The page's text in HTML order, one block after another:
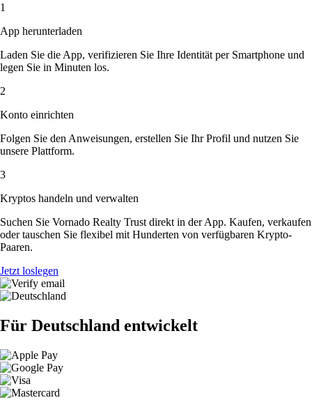
1
App herunterladen
Laden Sie die App, verifizieren Sie Ihre Identität per Smartphone und
legen Sie in Minuten los.
2
Konto einrichten
Folgen Sie den Anweisungen, erstellen Sie Ihr Profil und nutzen Sie
unsere Plattform.
3
Kryptos handeln und verwalten
Suchen Sie Vornado Realty Trust direkt in der App. Kaufen, verkaufen
oder tauschen Sie flexibel mit Hunderten von verfügbaren Krypto-
Paaren.
Jetzt loslegen
Für Deutschland entwickelt